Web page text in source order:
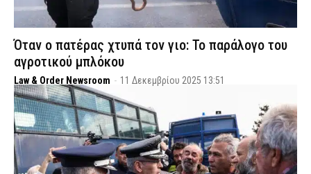
Όταν ο πατέρας χτυπά τον γιο: Το παράλογο του
αγροτικού μπλόκου
Law & Order Newsroom - 11 Δεκεμβρίου 2025 13:51